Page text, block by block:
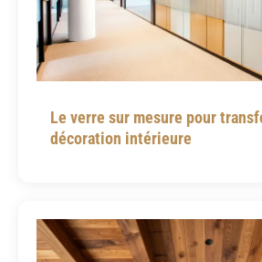
Le verre sur mesure pour
décoration intérieure